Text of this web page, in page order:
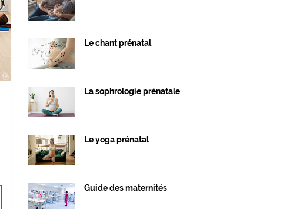
Le chant prénatal
La sophrologie prénatale
Le yoga prénatal
Guide des maternités